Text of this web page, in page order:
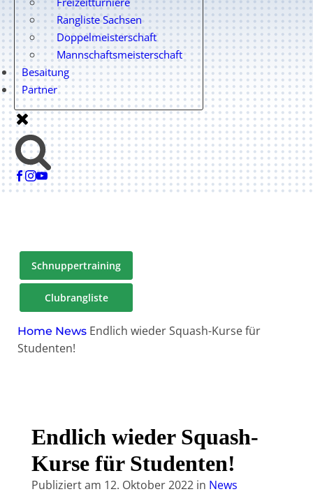
Rangliste Sachsen
Doppelmeisterschaft
Mannschaftsmeisterschaft
Besaitung
Partner
Schnuppertraining
Clubrangliste
Home News Endlich wieder Squash-Kurse für
Studenten!
Endlich wieder Squash-
Kurse für Studenten!
Publiziert am 12. Oktober 2022 in News